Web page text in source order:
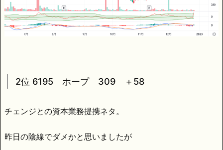
2位 6195 ホープ 309 ＋58
チェンジとの資本業務提携ネタ。
昨日の陰線でダメかと思いましたが